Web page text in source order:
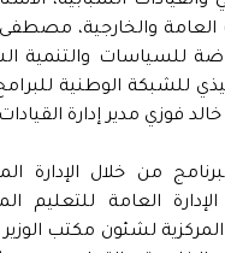
العامة والخارجية،
للسياسات والتنمية
للشبكة الوطنية للبرامج
فوزي مدير إدارة
من خلال الإدارة
العامة للتعليم
المركزية لشئون مكتب الوزير